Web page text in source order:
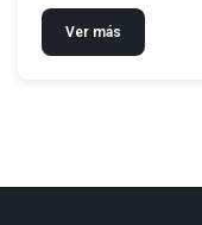
Ver más